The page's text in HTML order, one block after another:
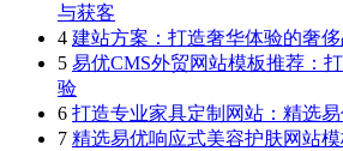
与获客
4 建站方案：打造奢华体验的奢
5 易优CMS外贸网站模板推荐：
验
6 打造专业家具定制网站：精选
7 精选易优响应式美容护肤网站